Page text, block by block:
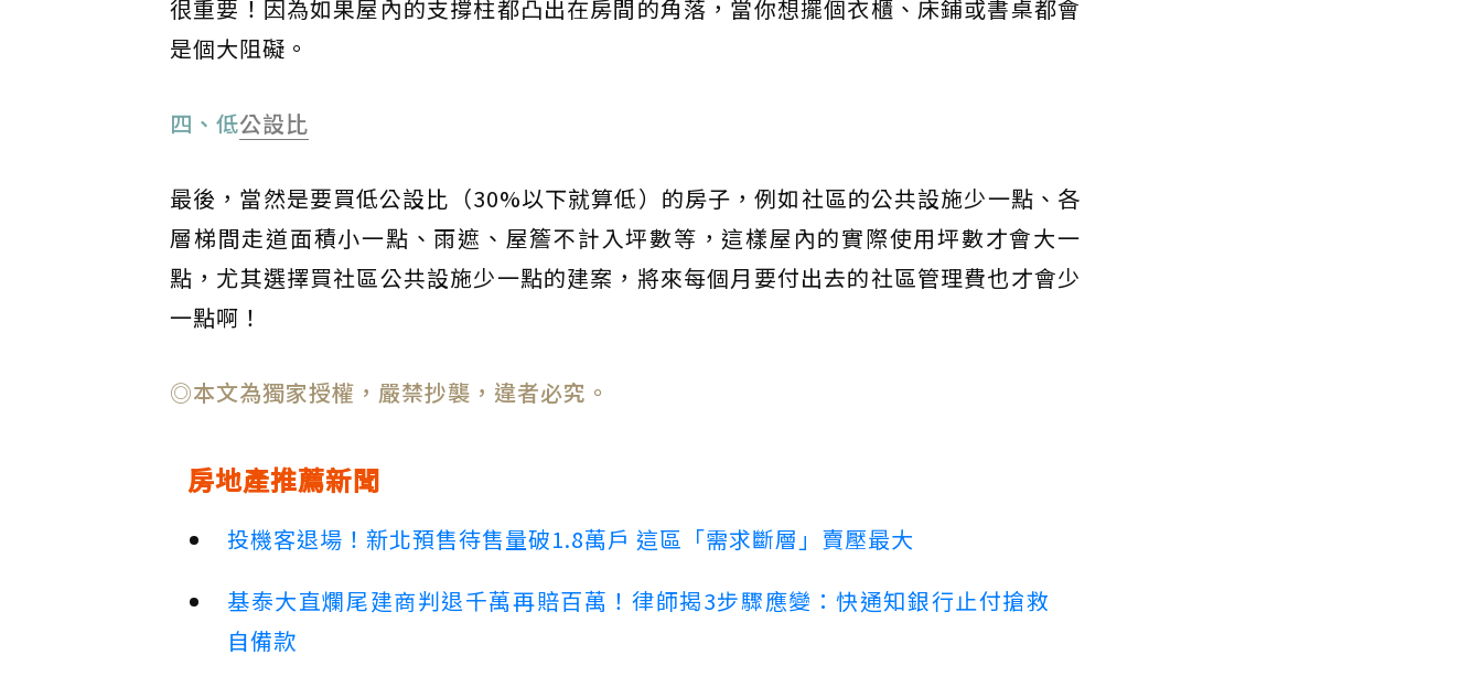
很重要！因為如果屋內的支撐柱都凸出在房間的角落，當你想擺個衣櫃、床鋪或書桌都會
是個大阻礙。
四、低公設比
最後，當然是要買低公設比（30%以下就算低）的房子，例如社區的公共設施少一點、各
層梯間走道面積小一點、雨遮、屋簷不計入坪數等，這樣屋內的實際使用坪數才會大一
點，尤其選擇買社區公共設施少一點的建案，將來每個月要付出去的社區管理費也才會少
一點啊！
◎本文為獨家授權，嚴禁抄襲，違者必究。
房地產推薦新聞
投機客退場！新北預售待售量破1.8萬戶 這區「需求斷層」賣壓最大
基泰大直爛尾建商判退千萬再賠百萬！律師揭3步驟應變：快通知銀行止付搶救
自備款